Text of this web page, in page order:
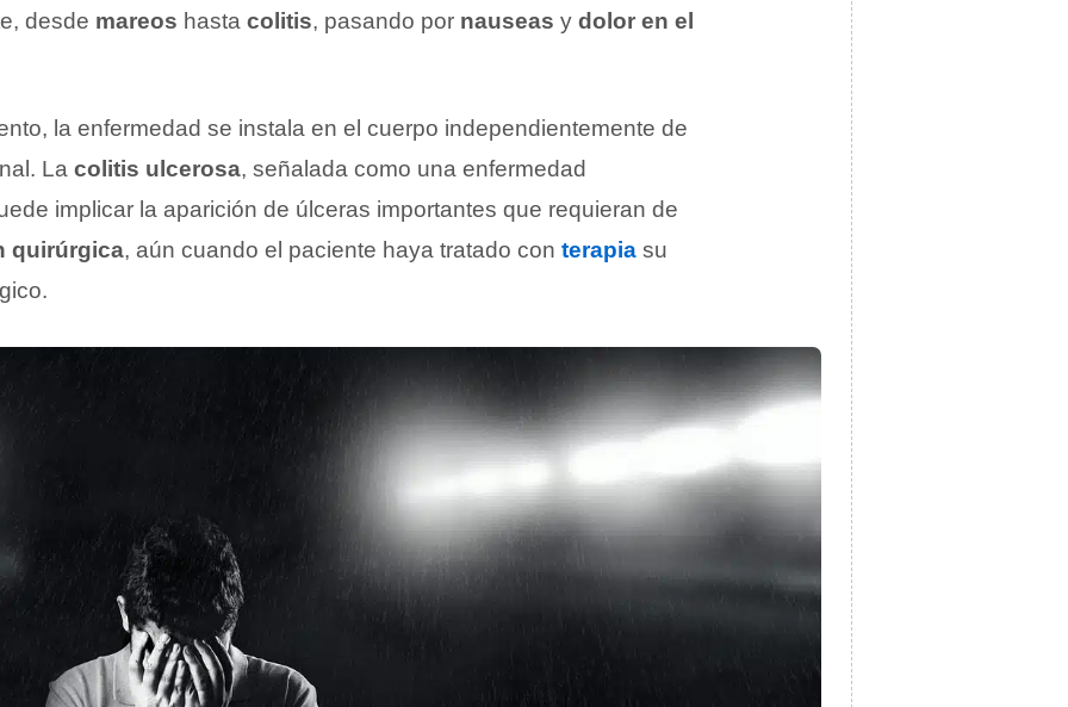
desde mareos hasta colitis, pasando por nauseas y dolor en el
la enfermedad se instala en el cuerpo independientemente de
La colitis ulcerosa, señalada como una enfermedad
implicar la aparición de úlceras importantes que requieran de
quirúrgica, aún cuando el paciente haya tratado con terapia su